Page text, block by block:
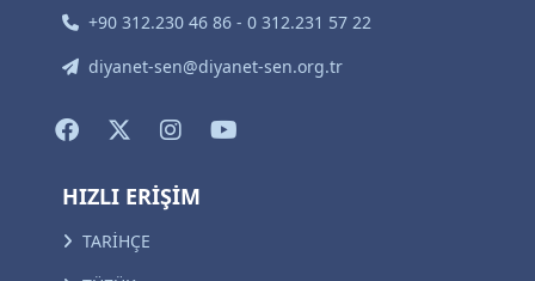
+90 312.230 46 86 - 0 312.231 57 22
diyanet-sen@diyanet-sen.org.tr
HIZLI ERİŞİM
TARİHÇE